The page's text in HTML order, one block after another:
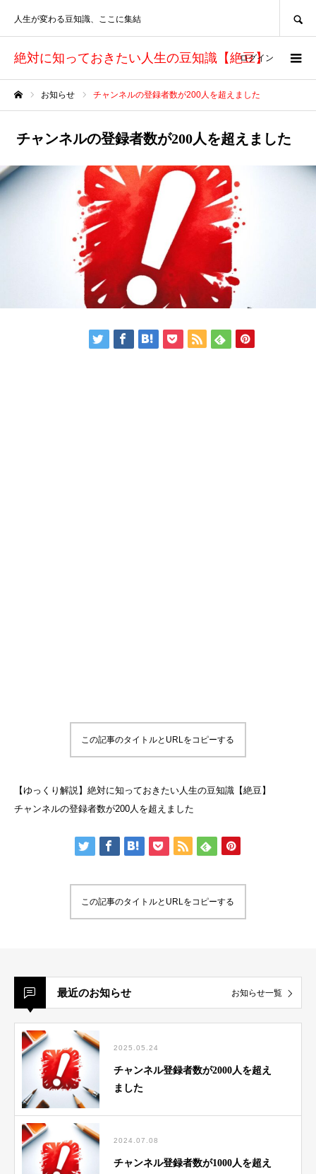
絶対に知っておきたい人生の豆知識【絶豆】
人生が変わる豆知識、ここに集結
ログイン
お知らせ チャンネルの登録者数が200人を超えました
チャンネルの登録者数が200人を超えました
この記事のタイトルとURLをコピーする
【ゆっくり解説】絶対に知っておきたい人生の豆知識【絶豆】
チャンネルの登録者数が200人を超えました
この記事のタイトルとURLをコピーする
最近のお知らせ お知らせ一覧
2025.05.24
チャンネル登録者数が2000人を超え
ました
2024.07.08
チャンネル登録者数が1000人を超え